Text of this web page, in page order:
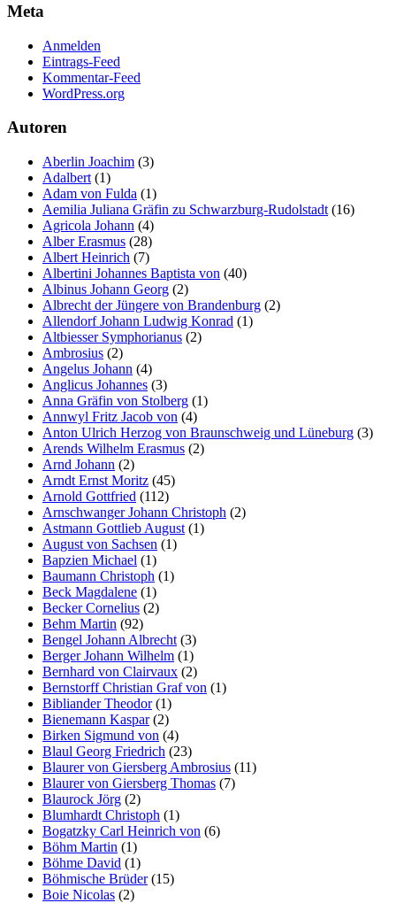
Meta
Anmelden
Eintrags-Feed
Kommentar-Feed
WordPress.org
Autoren
Aberlin Joachim (3)
Adalbert (1)
Adam von Fulda (1)
Aemilia Juliana Gräfin zu Schwarzburg-Rudolstadt (16)
Agricola Johann (4)
Alber Erasmus (28)
Albert Heinrich (7)
Albertini Johannes Baptista von (40)
Albinus Johann Georg (2)
Albrecht der Jüngere von Brandenburg (2)
Allendorf Johann Ludwig Konrad (1)
Altbiesser Symphorianus (2)
Ambrosius (2)
Angelus Johann (4)
Anglicus Johannes (3)
Anna Gräfin von Stolberg (1)
Annwyl Fritz Jacob von (4)
Anton Ulrich Herzog von Braunschweig und Lüneburg (3)
Arends Wilhelm Erasmus (2)
Arnd Johann (2)
Arndt Ernst Moritz (45)
Arnold Gottfried (112)
Arnschwanger Johann Christoph (2)
Astmann Gottlieb August (1)
August von Sachsen (1)
Bapzien Michael (1)
Baumann Christoph (1)
Beck Magdalene (1)
Becker Cornelius (2)
Behm Martin (92)
Bengel Johann Albrecht (3)
Berger Johann Wilhelm (1)
Bernhard von Clairvaux (2)
Bernstorff Christian Graf von (1)
Bibliander Theodor(1)
Bienemann Kaspar(2)
Birken Sigmund von (4)
Blaul Georg Friedrich (23)
Blaurer von Giersberg Ambrosius (11)
Blaurer von Giersberg Thomas (7)
Blaurock Jörg (2)
Blumhardt Christoph (1)
Bogatzky Carl Heinrich von (6)
Böhm Martin (1)
Böhme David (1)
Böhmische Brüder(15)
Boie Nicolas (2)